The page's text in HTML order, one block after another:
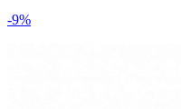
-9%